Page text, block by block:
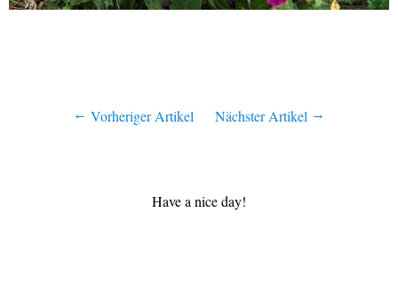
Vorheriger Artikel Nächster Artikel
Have a nice day!